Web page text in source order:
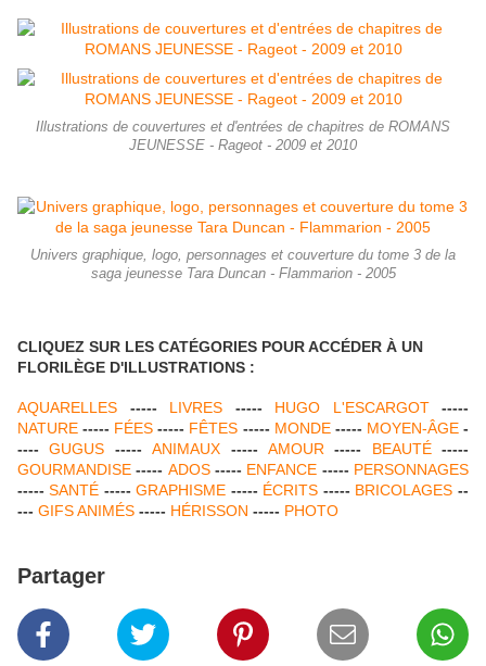
Illustrations de couvertures et d'entrées de chapitres de ROMANS
JEUNESSE - Rageot - 2009 et 2010
Univers graphique, logo, personnages et couverture du tome 3 de la
saga jeunesse Tara Duncan - Flammarion - 2005
CLIQUEZ SUR LES CATÉGORIES POUR ACCÉDER À UN
FLORILÈGE D'ILLUSTRATIONS :
AQUARELLES ----- LIVRES ----- HUGO L'ESCARGOT-----
NATURE ----- FÉES ----- FÊTES ----- MONDE----- MOYEN-ÂGE-
----GUGUS -----ANIMAUX ----- AMOUR ----- BEAUTÉ-----
GOURMANDISE ----- ADOS----- ENFANCE ----- PERSONNAGES
-----SANTÉ -----GRAPHISME ----- ÉCRITS ----- BRICOLAGES --
--- GIFS ANIMÉS ----- HÉRISSON ----- PHOTO
Partager